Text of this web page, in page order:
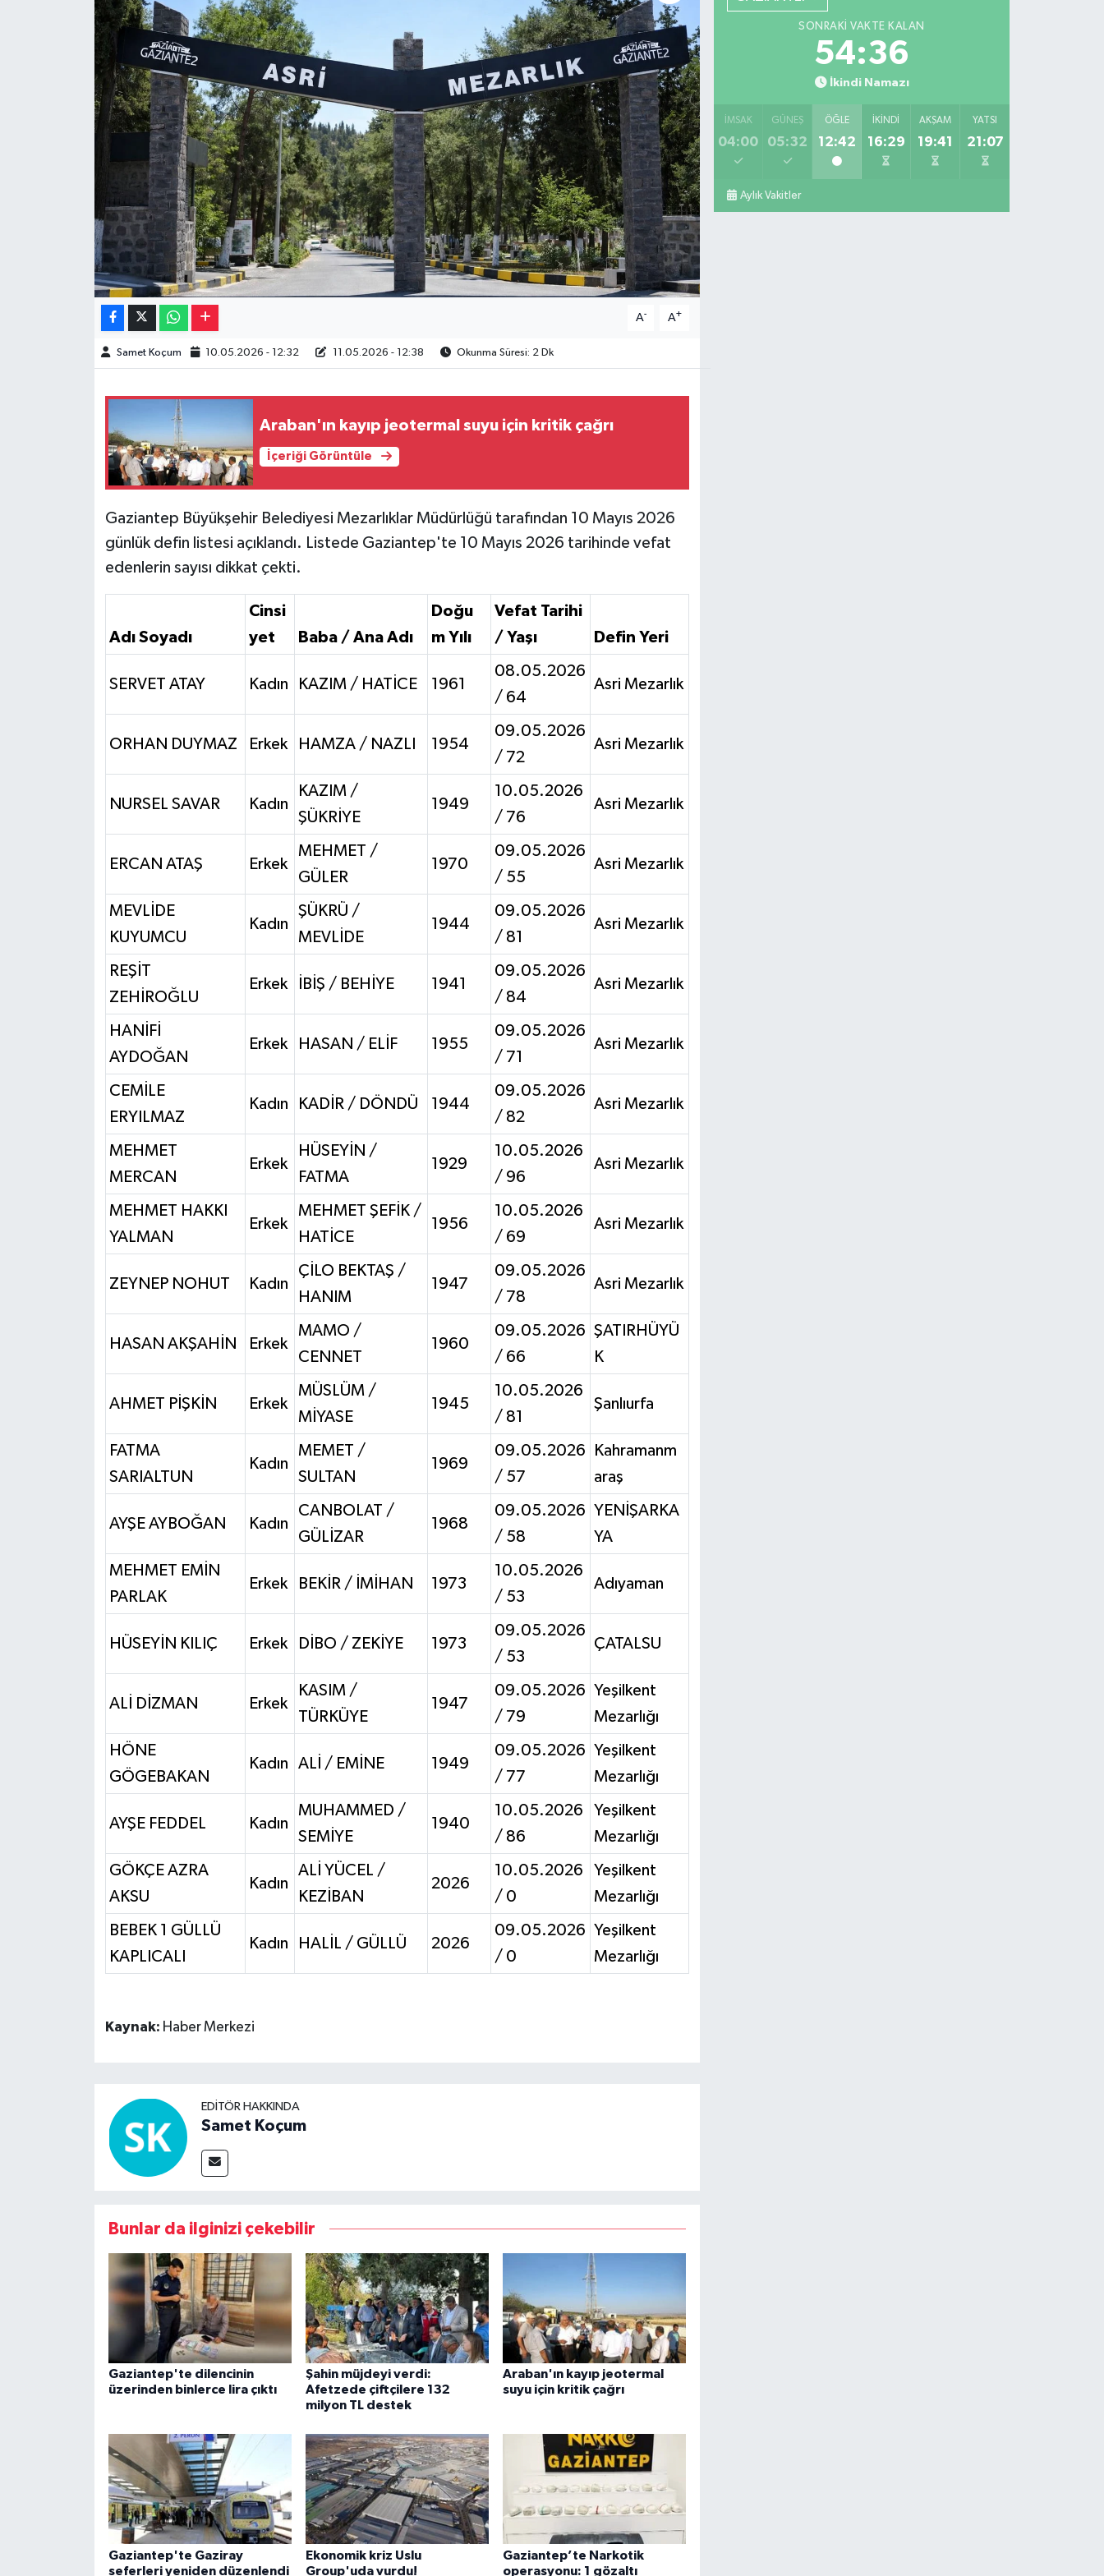
A- A+
Samet Koçum 10.05.2026 - 12:32 11.05.2026 - 12:38 Okunma Süresi: 2 Dk
Araban'ın kayıp jeotermal suyu için kritik çağrı
İçeriği Görüntüle
Gaziantep Büyükşehir Belediyesi Mezarlıklar Müdürlüğü tarafından 10 Mayıs 2026
günlük defin listesi açıklandı. Listede Gaziantep'te 10 Mayıs 2026 tarihinde vefat
edenlerin sayısı dikkat çekti.
Adı Soyadı
Cinsi
yet
Baba / Ana Adı
Doğu
m Yılı
Vefat Tarihi
/ Yaşı
Defin Yeri
SERVET ATAY Kadın KAZIM / HATİCE 1961
08.05.2026
/ 64
Asri Mezarlık
ORHAN DUYMAZ Erkek HAMZA / NAZLI 1954
09.05.2026
/ 72
Asri Mezarlık
NURSEL SAVAR Kadın
KAZIM /
ŞÜKRİYE
1949
10.05.2026
/ 76
Asri Mezarlık
ERCAN ATAŞ Erkek
MEHMET /
GÜLER
1970
09.05.2026
/ 55
Asri Mezarlık
MEVLİDE
KUYUMCU
Kadın
ŞÜKRÜ /
MEVLİDE
1944
09.05.2026
/ 81
Asri Mezarlık
REŞİT
ZEHİROĞLU
Erkek İBİŞ / BEHİYE 1941
09.05.2026
/ 84
Asri Mezarlık
HANİFİ
AYDOĞAN
Erkek HASAN / ELİF 1955
09.05.2026
/ 71
Asri Mezarlık
CEMİLE
ERYILMAZ
Kadın KADİR / DÖNDÜ 1944
09.05.2026
/ 82
Asri Mezarlık
MEHMET
MERCAN
Erkek
HÜSEYİN /
FATMA
1929
10.05.2026
/ 96
Asri Mezarlık
MEHMET HAKKI
YALMAN
Erkek
MEHMET ŞEFİK /
HATİCE
1956
10.05.2026
/ 69
Asri Mezarlık
ZEYNEP NOHUT Kadın
ÇİLO BEKTAŞ /
HANIM
1947
09.05.2026
/ 78
Asri Mezarlık
HASAN AKŞAHİN Erkek
MAMO /
CENNET
1960
09.05.2026
/ 66
ŞATIRHÜYÜ
K
AHMET PİŞKİN Erkek
MÜSLÜM /
MİYASE
1945
10.05.2026
/ 81
Şanlıurfa
FATMA
SARIALTUN
Kadın
MEMET /
SULTAN
1969
09.05.2026
/ 57
Kahramanm
araş
AYŞE AYBOĞAN Kadın
CANBOLAT /
GÜLİZAR
1968
09.05.2026
/ 58
YENİŞARKA
YA
MEHMET EMİN
PARLAK
Erkek BEKİR / İMİHAN 1973
10.05.2026
/ 53
Adıyaman
HÜSEYİN KILIÇ Erkek DİBO / ZEKİYE 1973
09.05.2026
/ 53
ÇATALSU
ALİ DİZMAN Erkek
KASIM /
TÜRKÜYE
1947
09.05.2026
/ 79
Yeşilkent
Mezarlığı
HÖNE
GÖGEBAKAN
Kadın ALİ / EMİNE 1949
09.05.2026
/ 77
Yeşilkent
Mezarlığı
AYŞE FEDDEL Kadın
MUHAMMED /
SEMİYE
1940
10.05.2026
/ 86
Yeşilkent
Mezarlığı
GÖKÇE AZRA
AKSU
Kadın
ALİ YÜCEL /
KEZİBAN
2026
10.05.2026
/ 0
Yeşilkent
Mezarlığı
BEBEK 1 GÜLLÜ
KAPLICALI
Kadın HALİL / GÜLLÜ 2026
09.05.2026
/ 0
Yeşilkent
Mezarlığı
Kaynak: Haber Merkezi
EDITÖR HAKKINDA
Samet Koçum
Bunlar da ilginizi çekebilir
Gaziantep'te dilencinin
üzerinden binlerce lira çıktı
Şahin müjdeyi verdi:
Afetzede çiftçilere 132
milyon TL destek
Araban'ın kayıp jeotermal
suyu için kritik çağrı
Gaziantep'te Gaziray
seferleri yeniden düzenlendi
Ekonomik kriz Uslu
Group'uda vurdu!
Gaziantep’te Narkotik
operasyonu: 1 gözaltı
SONRAKI VAKTE KALAN
54:35
İkindi Namazı
İMSAK
04:00
GÜNEŞ
05:32
ÖĞLE
12:42
İKINDI
16:29
AKŞAM
19:41
YATSI
21:07
Aylık Vakitler
Resmi İlanlar
Yeme-İçme